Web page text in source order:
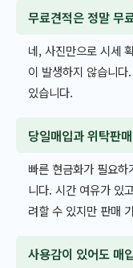
무료견적은 정말 무
네, 사진만으로 시세
이 발생하지 않습니
있습니다.
당일매입과 위탁판
빠른 현금화가 필요
니다. 시간 여유가 있
려할 수 있지만 판매
사용감이 있어도 매